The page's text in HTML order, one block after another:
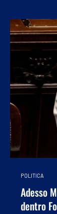
POLITICA
Adesso
dentro